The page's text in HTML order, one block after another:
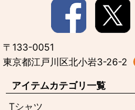
〒133-0051
東京都江戸川区北小岩3-26-2
アイテムカテゴリ一覧
Tシャツ